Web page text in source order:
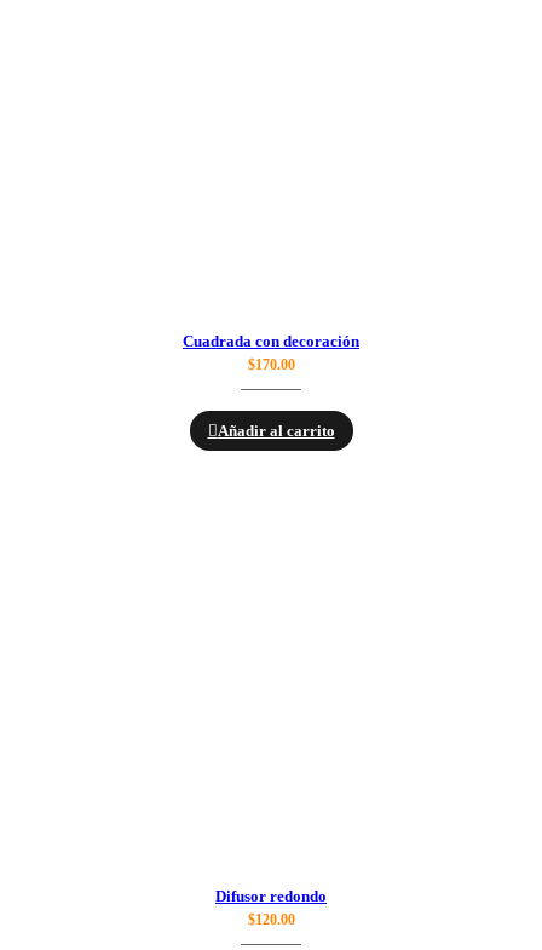
Cuadrada con decoración
$170.00
Añadir al carrito
Difusor redondo
$120.00